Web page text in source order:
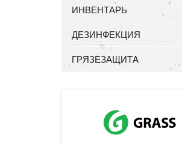
ИНВЕНТАРЬ
ДЕЗИНФЕКЦИЯ
ГРЯЗЕЗАЩИТА